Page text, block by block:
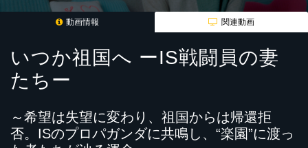
動画情報 関連動画
いつか祖国へ ーIS戦闘員の妻
たちー
～希望は失望に変わり、祖国からは帰還拒
否。ISのプロパガンダに共鳴し、“楽園”に渡っ